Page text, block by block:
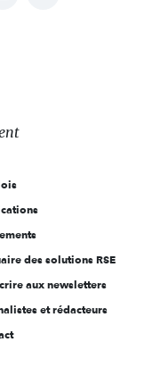
des solutions RSE
aux newsletters
et rédacteurs